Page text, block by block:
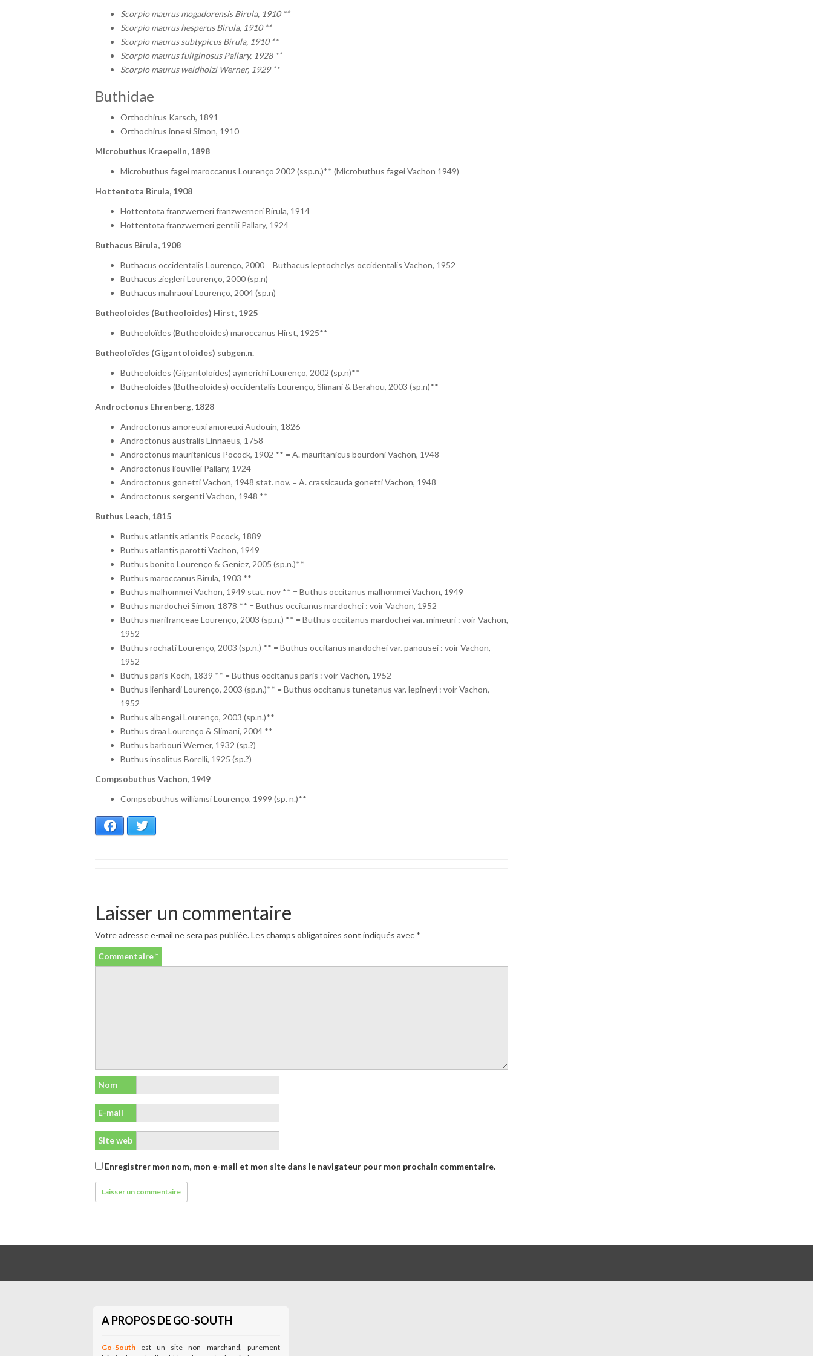
Scorpio maurus mogadorensis Birula, 1910 **
Scorpio maurus hesperus Birula, 1910 **
Scorpio maurus subtypicus Birula, 1910 **
Scorpio maurus fuliginosus Pallary, 1928 **
Scorpio maurus weidholzi Werner, 1929 **
Buthidae
Orthochirus Karsch, 1891
Orthochirus innesi Simon, 1910
Microbuthus Kraepelin, 1898
Microbuthus fagei maroccanus Lourenço 2002 (ssp.n.)** (Microbuthus fagei Vachon 1949)
Hottentota Birula, 1908
Hottentota franzwerneri franzwerneri Birula, 1914
Hottentota franzwerneri gentili Pallary, 1924
Buthacus Birula, 1908
Buthacus occidentalis Lourenço, 2000 = Buthacus leptochelys occidentalis Vachon, 1952
Buthacus ziegleri Lourenço, 2000 (sp.n)
Buthacus mahraoui Lourenço, 2004 (sp.n)
Butheoloides (Butheoloides) Hirst, 1925
Butheoloïdes (Butheoloides) maroccanus Hirst, 1925**
Butheoloïdes (Gigantoloides) subgen.n.
Butheoloides (Gigantoloides) aymerichi Lourenço, 2002 (sp.n)**
Butheoloides (Butheoloides) occidentalis Lourenço, Slimani & Berahou, 2003 (sp.n)**
Androctonus Ehrenberg, 1828
Androctonus amoreuxi amoreuxi Audouin, 1826
Androctonus australis Linnaeus, 1758
Androctonus mauritanicus Pocock, 1902 ** = A. mauritanicus bourdoni Vachon, 1948
Androctonus liouvillei Pallary, 1924
Androctonus gonetti Vachon, 1948 stat. nov. = A. crassicauda gonetti Vachon, 1948
Androctonus sergenti Vachon, 1948 **
Buthus Leach, 1815
Buthus atlantis atlantis Pocock, 1889
Buthus atlantis parotti Vachon, 1949
Buthus bonito Lourenço & Geniez, 2005 (sp.n.)**
Buthus maroccanus Birula, 1903 **
Buthus malhommei Vachon, 1949 stat. nov ** = Buthus occitanus malhommei Vachon, 1949
Buthus mardochei Simon, 1878 ** = Buthus occitanus mardochei : voir Vachon, 1952
Buthus marifranceae Lourenço, 2003 (sp.n.) ** = Buthus occitanus mardochei var. mimeuri : voir Vachon,
1952
Buthus rochati Lourenço, 2003 (sp.n.) ** = Buthus occitanus mardochei var. panousei : voir Vachon,
1952
Buthus paris Koch, 1839 ** = Buthus occitanus paris : voir Vachon, 1952
Buthus lienhardi Lourenço, 2003 (sp.n.)** = Buthus occitanus tunetanus var. lepineyi : voir Vachon,
1952
Buthus albengai Lourenço, 2003 (sp.n.)**
Buthus draa Lourenço & Slimani, 2004 **
Buthus barbouri Werner, 1932 (sp.?)
Buthus insolitus Borelli, 1925 (sp.?)
Compsobuthus Vachon, 1949
Compsobuthus williamsi Lourenço, 1999 (sp. n.)**
Facebook
Laisser un commentaire
Votre adresse e-mail ne sera pas publiée.Les champs obligatoires sont indiqués avec *
Commentaire*
Nom
E-mail
Site web
Enregistrer mon nom, mon e-mail et mon site dans le navigateur pour mon prochain commentaire.
A PROPOS DE GO-SOUTH
Go-South est un site non marchand, purement